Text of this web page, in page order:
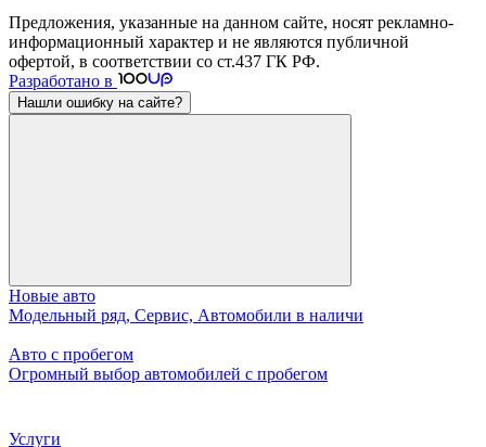
Предложения, указанные на данном сайте, носят рекламно-
информационный характер и не являются публичной
офертой, в соответствии со ст.437 ГК РФ.
Разработано в
Нашли ошибку на сайте?
Новые авто
Модельный ряд, Сервис, Автомобили в наличи
Авто с пробегом
Огромный выбор автомобилей с пробегом
Услуги